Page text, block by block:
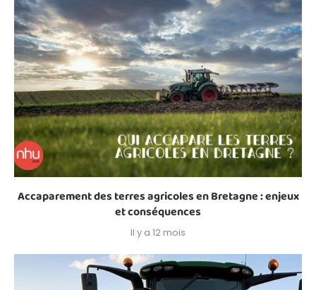
Accaparement des terres agricoles en Bretagne : enjeux
et conséquences
Il y a 12 mois